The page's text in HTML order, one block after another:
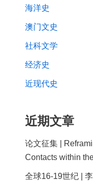
海洋史
澳门文史
社科文学
经济史
近现代史
近期文章
论文征集 |
Contacts within
全球16-19世纪 |